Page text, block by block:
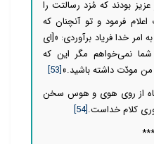
بودند که مُزد رسالتت را
فرمود و تو آنچنان که
امر خدا فریاد برآوردی: «[ای
نمی‌خواهم مگر این که
من مودّت داشته باشید.»[53]
از روی هوی و هوس سخن
کلام خداست.[54]